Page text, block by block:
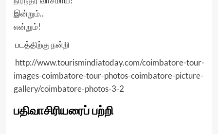
இன்றும்..
என்றும்!
படத்திற்கு நன்றி
http://www.tourismindiatoday.com/coimbatore-tour-
images-coimbatore-tour-photos-coimbatore-picture-
gallery/coimbatore-photos-3-2
பதிவாசிரியரைப் பற்றி